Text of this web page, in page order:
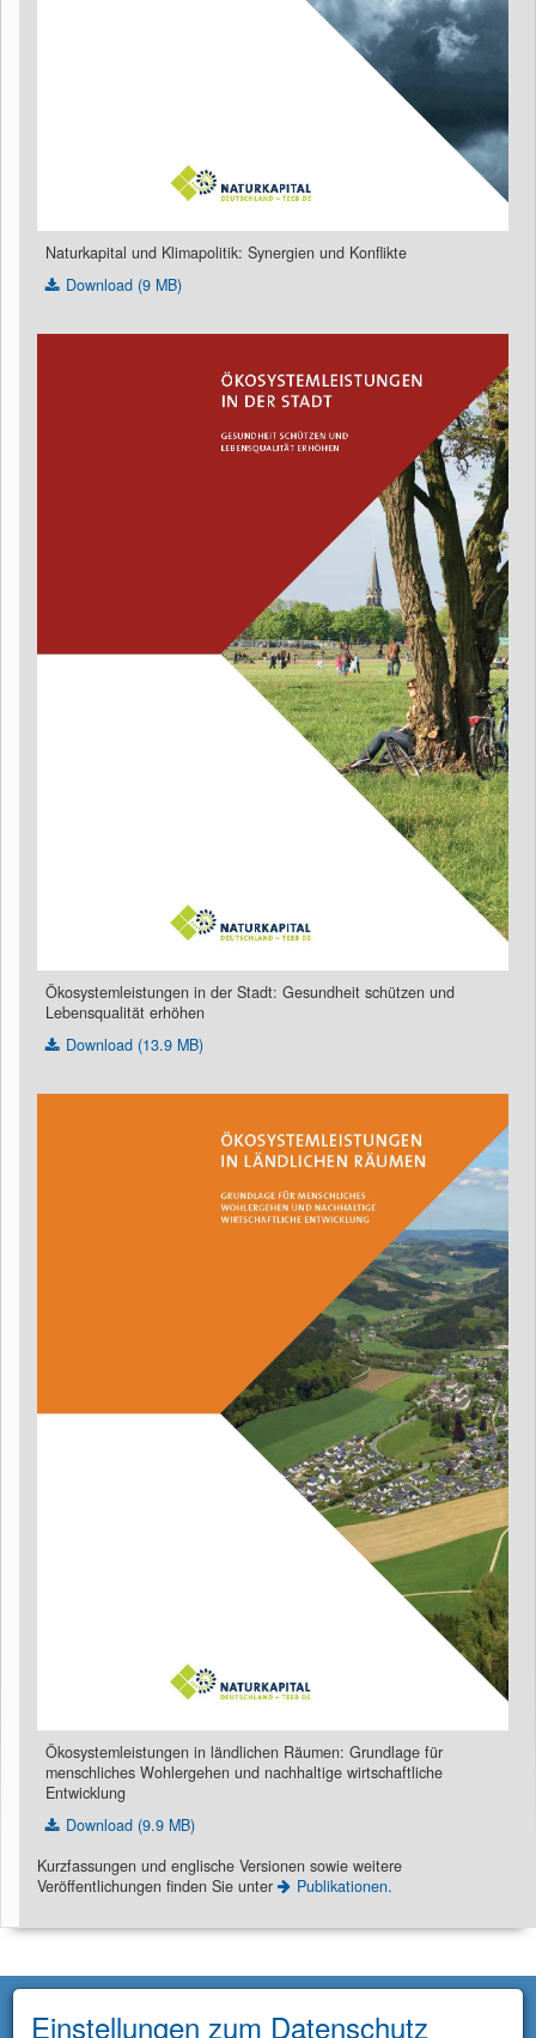
Naturkapital und Klimapolitik: Synergien und Konflikte
Download (9 MB)
Ökosystemleistungen in der Stadt: Gesundheit schützen und
Lebensqualität erhöhen
Download (13.9 MB)
Ökosystemleistungen in ländlichen Räumen: Grundlage für
menschliches Wohlergehen und nachhaltige wirtschaftliche
Entwicklung
Download (9.9 MB)
Kurzfassungen und englische Versionen sowie weitere
Veröffentlichungen finden Sie unter
Publikationen.
Einstellungen zum Datenschutz